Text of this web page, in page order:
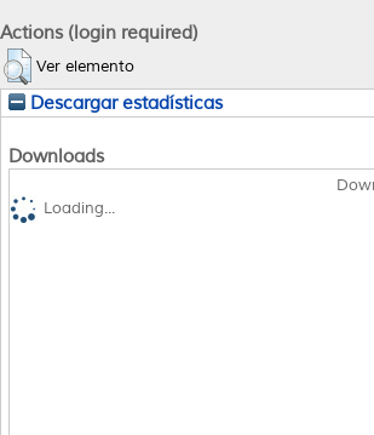
Actions (login required)
Ver elemento
Descargar estadísticas
Downloads
Loading...